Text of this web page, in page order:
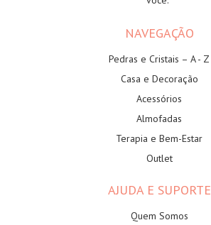
NAVEGAÇÃO
Pedras e Cristais – A - Z
Casa e Decoração
Acessórios
Almofadas
Terapia e Bem-Estar
Outlet
AJUDA E SUPORTE
Quem Somos